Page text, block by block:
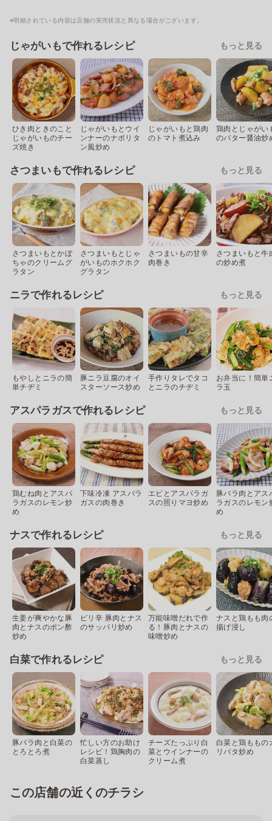
※明細されている内容は店舗の実売状況と異なる場合がございます。
じゃがいもで作れるレシピ もっと見る
ひき肉ときのこと
じゃがいものチー
ズ焼き
じゃがいもとウイ
ンナーのナポリタ
ン風炒め
じゃがいもと鶏肉
のトマト煮込み
鶏肉とじゃがい
のバター醤油炒
さつまいもで作れるレシピ もっと見る
さつまいもとかぼ
ちゃのクリームグ
ラタン
さつまいもとじゃ
がいものホクホク
グラタン
さつまいもの甘辛
肉巻き
さつまいもと牛
の炒め煮
ニラで作れるレシピ もっと見る
もやしとニラの簡
単チヂミ
豚ニラ豆腐のオイ
スターソース炒め
手作りタレでタコ
とニラのチヂミ
お弁当に！簡単
ラ玉
アスパラガスで作れるレシピ もっと見る
鶏むね肉とアスパ
ラガスのレモン炒
め
下味冷凍 アスパラ
ガスの肉巻き
エビとアスパラガ
スの照りマヨ炒め
豚バラ肉とアス
ラガスのレモン
め
ナスで作れるレシピ もっと見る
生姜が爽やかな豚
肉とナスのポン酢
炒め
ピリ辛 豚肉とナス
のサッパリ炒め
万能味噌だれで作
る！豚肉とナスの
味噌炒め
ナスと鶏もも肉
揚げ浸し
白菜で作れるレシピ もっと見る
豚バラ肉と白菜の
とろとろ煮
忙しい方のお助け
レシピ！鶏胸肉の
白菜蒸し
チーズたっぷり白
菜とウインナーの
クリーム煮
白菜と鶏ももの
リバタ炒め
この店舗の近くのチラシ